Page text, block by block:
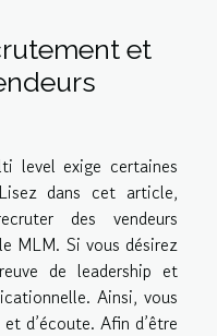
et
level exige certaines
dans cet article,
des vendeurs
MLM. Si vous désirez
de leadership et
Ainsi, vous
d’écoute. Afin d’être